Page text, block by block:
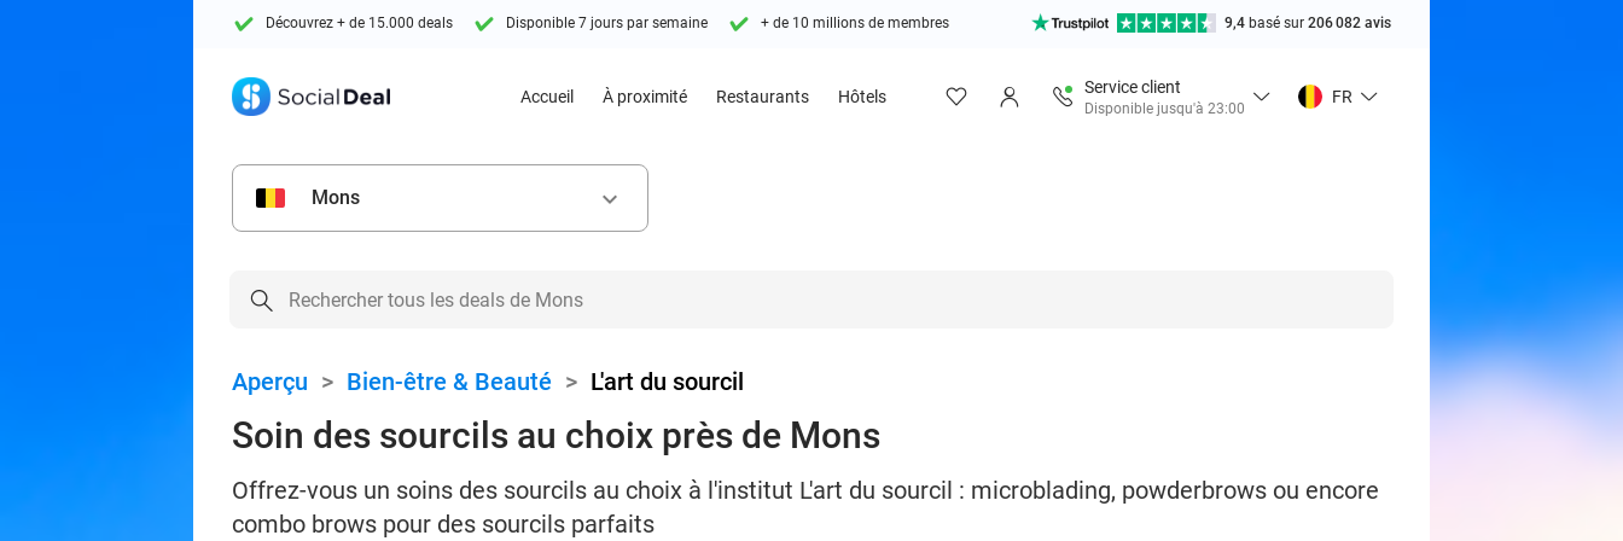
Découvrez + de 15.000 deals Disponible 7 jours par semaine + de 10 millions de membres 9,4 basé sur 206 082 avis
Accueil À proximité Restaurants Hôtels
Service client
Disponible jusqu'à 23:00
FR
Mons keyboard_arrow_down
Aperçu > Bien-être & Beauté > L'art du sourcil
Soin des sourcils au choix près de Mons
Offrez-vous un soins des sourcils au choix à l'institut L'art du sourcil : microblading, powderbrows ou encore
combo brows pour des sourcils parfaits